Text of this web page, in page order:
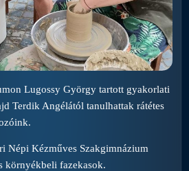
Lugossy György tartott gyakorlati
Terdik Angélától tanulhattak rátétes
Népi Kézműves Szakgimnázium
környékbeli fazekasok.